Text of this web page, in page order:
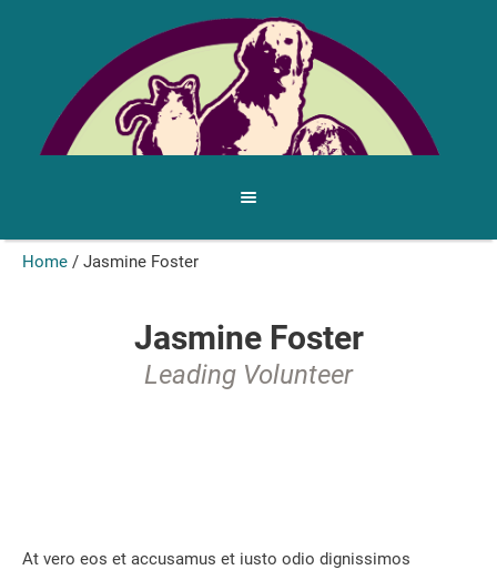
Home / Jasmine Foster
Jasmine Foster
Leading Volunteer
At vero eos et accusamus et iusto odio dignissimos